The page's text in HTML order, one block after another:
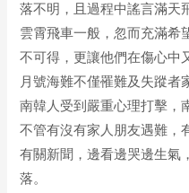
落不明，且過程中謠言滿天
雲霄飛車一般，忽而充滿希
不可得，更讓他們在傷心中
月號海難不僅罹難及失蹤者
南韓人受到嚴重心理打擊，
不管有沒有家人朋友遇難，
有關新聞，邊看邊哭邊生氣
落。